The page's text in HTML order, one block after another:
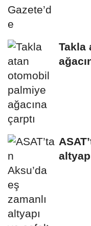
Takla